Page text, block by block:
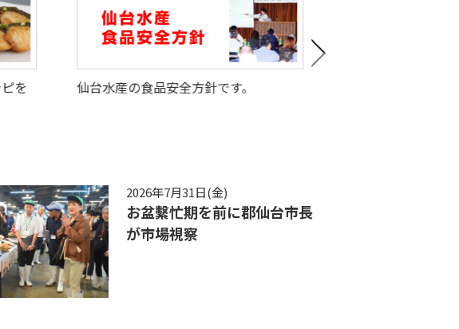
を
仙台水産の食品安全方針です。
Previous
2026年7月31日(金)
お盆繫忙期を前に郡仙台市長
が市場視察